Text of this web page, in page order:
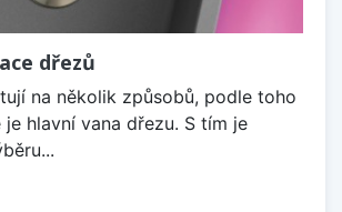
dřezů
na několik způsobů, podle toho
je hlavní vana dřezu. S tím je